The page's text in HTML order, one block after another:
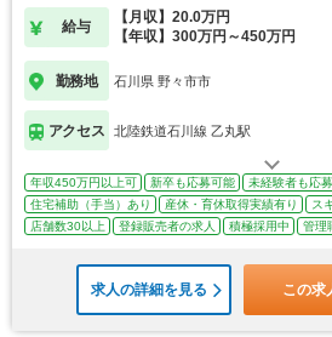
給与
【月収】20.0万円
【年収】300万円～450万円
勤務地 石川県 野々市市
アクセス 北陸鉄道石川線 乙丸駅
年収450万円以上可 新卒も応募可能 未経験者も応
住宅補助（手当）あり
産休・育休取得実績有り ス
店舗数30以上
登録販売者の求人 積極採用中 管理
求人の詳細を見る この求